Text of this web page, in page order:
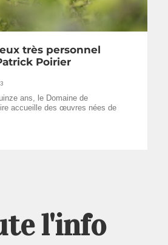
très personnel
Poirier
ans, le Domaine de
accueille des œuvres nées de
l'info